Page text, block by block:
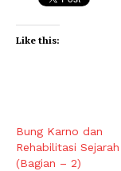
Like this:
Bung Karno dan
Rehabilitasi Sejarah
(Bagian – 2)